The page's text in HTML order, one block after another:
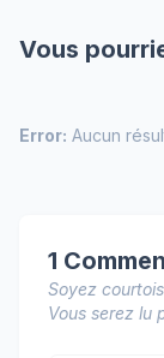
Vous
Error: Aucun
1
Soyez
Vous serez lu